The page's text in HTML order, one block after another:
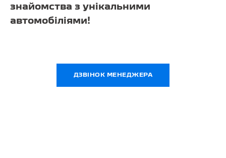
знайомства з унікальними
автомобіліями!
ДЗВІНОК МЕНЕДЖЕРА